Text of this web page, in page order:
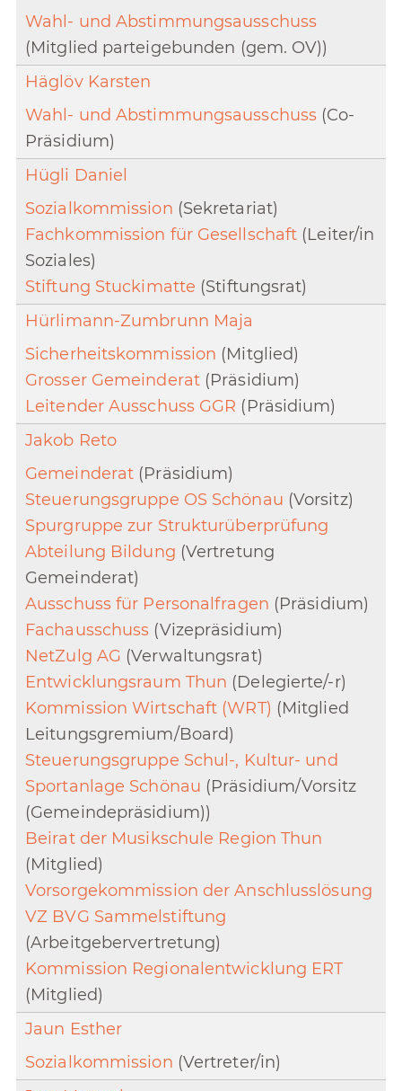
Wahl- und Abstimmungsausschuss
(Mitglied parteigebunden (gem. OV))
Häglöv Karsten
Wahl- und Abstimmungsausschuss (Co-
Präsidium)
Hügli Daniel
Sozialkommission (Sekretariat)
Fachkommission für Gesellschaft (Leiter/in
Soziales)
Stiftung Stuckimatte (Stiftungsrat)
Hürlimann-Zumbrunn Maja
Sicherheitskommission (Mitglied)
Grosser Gemeinderat(Präsidium)
Leitender Ausschuss GGR (Präsidium)
Jakob Reto
Gemeinderat (Präsidium)
Steuerungsgruppe OS Schönau (Vorsitz)
Spurgruppe zur Strukturüberprüfung
Abteilung Bildung (Vertretung
Gemeinderat)
Ausschuss für Personalfragen (Präsidium)
Fachausschuss (Vizepräsidium)
NetZulg AG (Verwaltungsrat)
Entwicklungsraum Thun (Delegierte/-r)
Kommission Wirtschaft (WRT) (Mitglied
Leitungsgremium/Board)
Steuerungsgruppe Schul-, Kultur- und
Sportanlage Schönau (Präsidium/Vorsitz
(Gemeindepräsidium))
Beirat der Musikschule Region Thun
(Mitglied)
Vorsorgekommission der Anschlusslösung
VZ BVG Sammelstiftung
(Arbeitgebervertretung)
Kommission Regionalentwicklung ERT
(Mitglied)
Jaun Esther
Sozialkommission (Vertreter/in)